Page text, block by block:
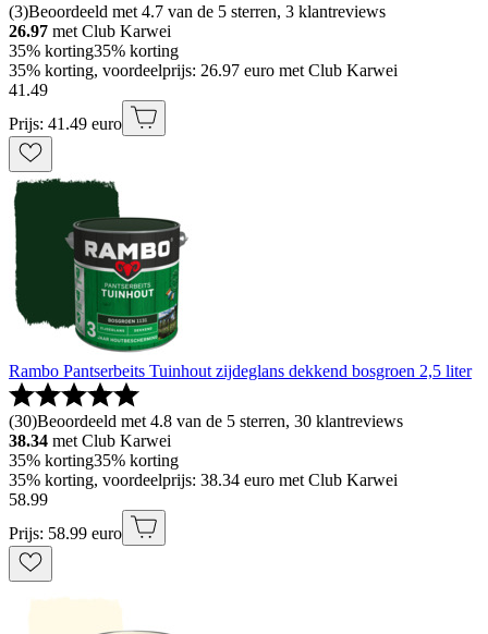
(3)Beoordeeld met 4.7 van de 5 sterren, 3 klantreviews
26.97 met Club Karwei
35% korting35% korting
35% korting, voordeelprijs: 26.97 euro met Club Karwei
41 .49
Prijs: 41.49 euro
Rambo Pantserbeits Tuinhout zijdeglans dekkend bosgroen 2,5 liter
(30)Beoordeeld met 4.8 van de 5 sterren, 30 klantreviews
38.34 met Club Karwei
35% korting35% korting
35% korting, voordeelprijs: 38.34 euro met Club Karwei
58.99
Prijs: 58.99 euro